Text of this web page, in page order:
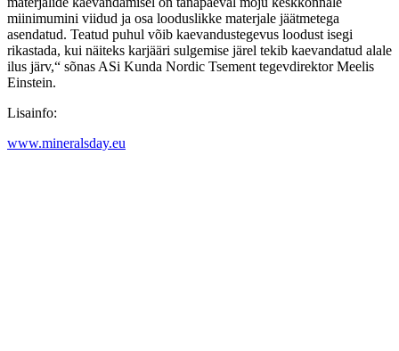
miinimumini viidud ja osa looduslikke materjale jäätmetega
asendatud. Teatud puhul võib kaevandustegevus loodust isegi
rikastada, kui näiteks karjääri sulgemise järel tekib kaevandatud alale
ilus järv,“ sõnas ASi Kunda Nordic Tsement tegevdirektor Meelis
Einstein.
Lisainfo:
www.mineralsday.eu